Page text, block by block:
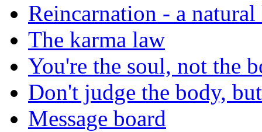
Reincarnation - a
The karma law
You're the soul, not the
Don't judge the body,
Message board